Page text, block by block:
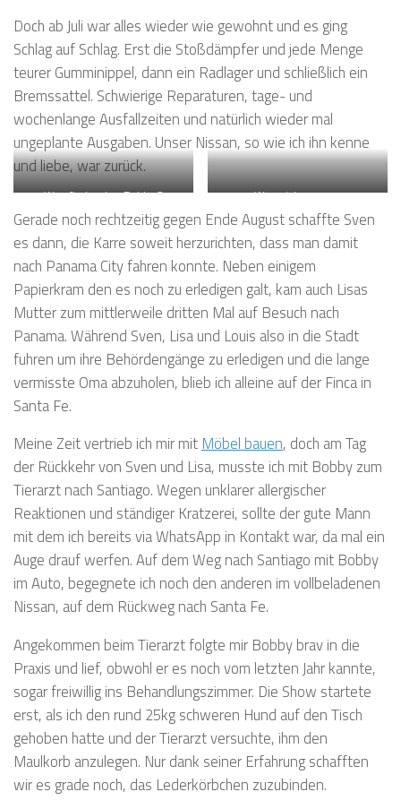
Doch ab Juli war alles wieder wie gewohnt und es ging
Schlag auf Schlag. Erst die Stoßdämpfer und jede Menge
teurer Gumminippel, dann ein Radlager und schließlich ein
Bremssattel. Schwierige Reparaturen, tage- und
wochenlange Ausfallzeiten und natürlich wieder mal
ungeplante Ausgaben. Unser Nissan, so wie ich ihn kenne
und liebe, war zurück.
Wer findet den Fehler? Was nicht passt…
Gerade noch rechtzeitig gegen Ende August schaffte Sven
es dann, die Karre soweit herzurichten, dass man damit
nach Panama City fahren konnte. Neben einigem
Papierkram den es noch zu erledigen galt, kam auch Lisas
Mutter zum mittlerweile dritten Mal auf Besuch nach
Panama. Während Sven, Lisa und Louis also in die Stadt
fuhren um ihre Behördengänge zu erledigen und die lange
vermisste Oma abzuholen, blieb ich alleine auf der Finca in
Santa Fe.
Meine Zeit vertrieb ich mir mit Möbel bauen, doch am Tag
der Rückkehr von Sven und Lisa, musste ich mit Bobby zum
Tierarzt nach Santiago. Wegen unklarer allergischer
Reaktionen und ständiger Kratzerei, sollte der gute Mann
mit dem ich bereits via WhatsApp in Kontakt war, da mal ein
Auge drauf werfen. Auf dem Weg nach Santiago mit Bobby
im Auto, begegnete ich noch den anderen im vollbeladenen
Nissan, auf dem Rückweg nach Santa Fe.
Angekommen beim Tierarzt folgte mir Bobby brav in die
Praxis und lief, obwohl er es noch vom letzten Jahr kannte,
sogar freiwillig ins Behandlungszimmer. Die Show startete
erst, als ich den rund 25kg schweren Hund auf den Tisch
gehoben hatte und der Tierarzt versuchte, ihm den
Maulkorb anzulegen. Nur dank seiner Erfahrung schafften
wir es grade noch, das Lederkörbchen zuzubinden.